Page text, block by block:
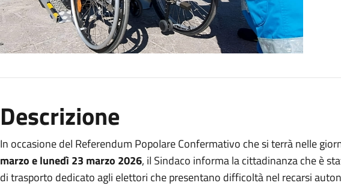
Descrizione
In occasione del Referendum Popolare Confermativo che si terrà nelle
marzo e lunedì 23 marzo 2026, il Sindaco informa la cittadinanza che è
di trasporto dedicato agli elettori che presentano difficoltà nel recarsi